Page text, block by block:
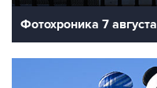
Фотохроника 7 августа